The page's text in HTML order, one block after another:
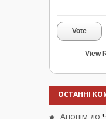
Vote
View
ОСТАННІ
Анонім до